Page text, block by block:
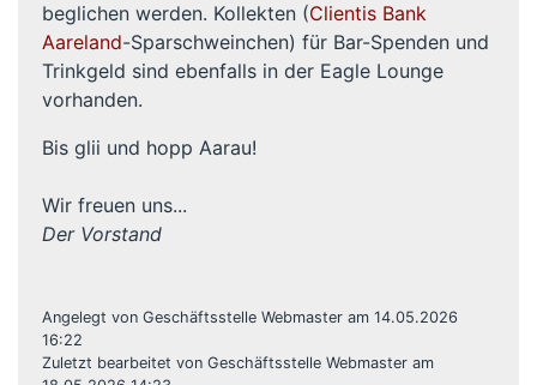
beglichen werden. Kollekten (Clientis Bank
Aareland-Sparschweinchen) für Bar-Spenden und
Trinkgeld sind ebenfalls in der Eagle Lounge
vorhanden.
Bis glii und hopp Aarau!
Wir freuen uns...
Der Vorstand
Angelegt von Geschäftsstelle Webmaster am 14.05.2026
16:22
Zuletzt bearbeitet von Geschäftsstelle Webmaster am